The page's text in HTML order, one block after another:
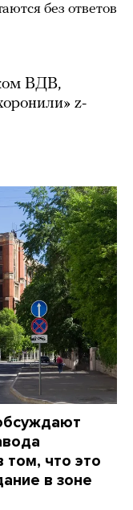
без ответов
ВДВ,
z-
том, что это
в зоне